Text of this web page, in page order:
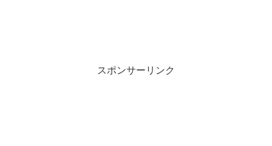
スポンサーリンク